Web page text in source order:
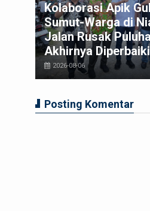
Kolaborasi Apik
Sumut-Warga di
Jalan Rusak
Akhirnya Diperbaiki
2026-08-06
Posting Komentar